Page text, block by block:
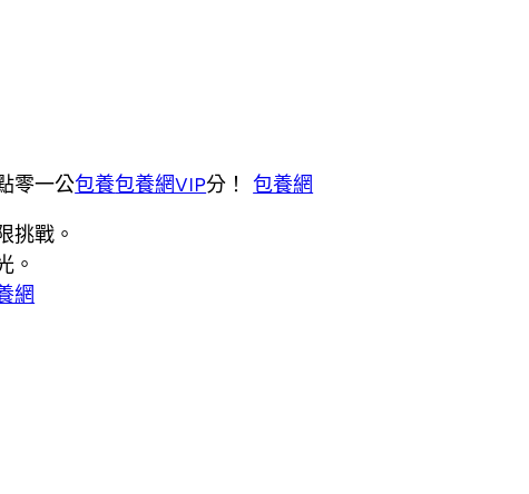
零一公包養包養網VIP分！包養網
挑戰。
。
網